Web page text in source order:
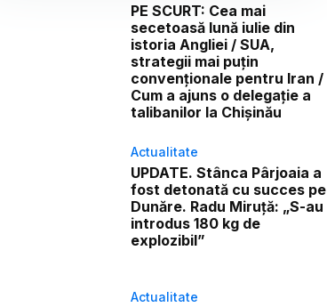
PE SCURT: Cea mai
secetoasă lună iulie din
istoria Angliei / SUA,
strategii mai puțin
convenționale pentru Iran /
Cum a ajuns o delegație a
talibanilor la Chișinău
Actualitate
UPDATE. Stânca Pârjoaia a
fost detonată cu succes pe
Dunăre. Radu Miruță: „S-au
introdus 180 kg de
explozibil”
Actualitate